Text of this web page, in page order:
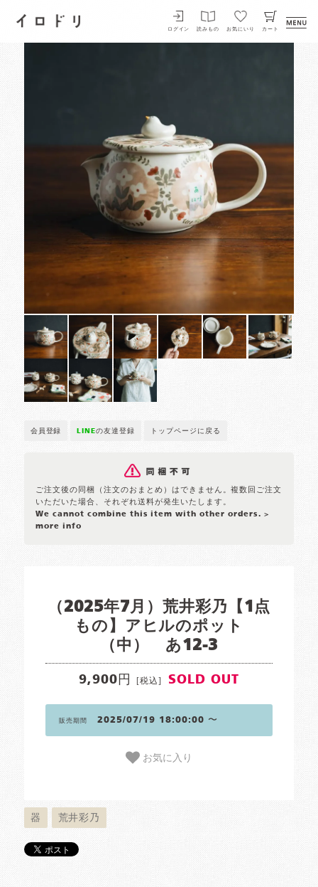
イロドリ
ログイン 読みもの お気にいり カート
会員登録 LINEの友達登録 トップページに戻る
ご注文後の同梱（注文のおまとめ）はできません。複数回ご注文
いただいた場合、それぞれ送料が発生いたします。
We cannot combine this item with other orders. >
more info
（2025年7月）荒井彩乃【1点
もの】アヒルのポット
（中） あ12-3
9,900円 [税込] SOLD OUT
販売期間 2025/07/19 18:00:00 〜
お気に入り
器 荒井彩乃